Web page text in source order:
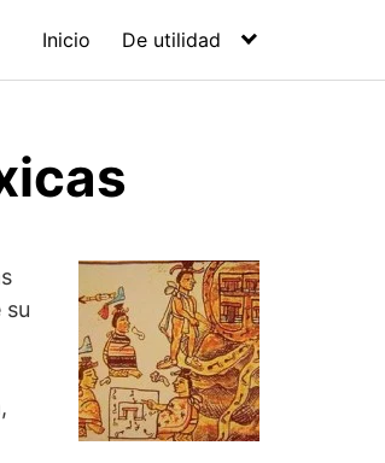
Inicio De utilidad
su